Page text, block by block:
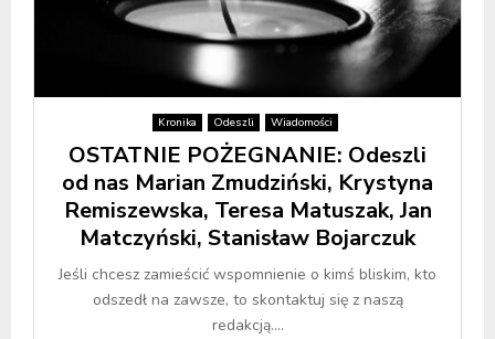
Kronika Odeszli Wiadomości
OSTATNIE POŻEGNANIE: Odeszli
od nas Marian Zmudziński, Krystyna
Remiszewska, Teresa Matuszak, Jan
Matczyński, Stanisław Bojarczuk
Jeśli chcesz zamieścić wspomnienie o kimś bliskim, kto
odszedł na zawsze, to skontaktuj się z naszą
redakcją....